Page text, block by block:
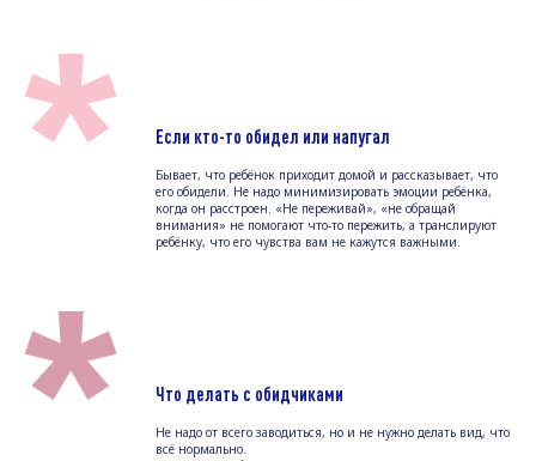
Если кто-то обидел или напугал
Бывает, что ребёнок приходит домой и рассказывает, что
его обидели. Не надо минимизировать эмоции ребёнка,
когда он расстроен. «Не переживай», «не обращай
внимания» не помогают что-то пережить, а транслируют
ребёнку, что его чувства вам не кажутся важными.
*
Что делать с обидчиками
Не надо от всего заводиться, но и не нужно делать вид, что
всё нормально.
*